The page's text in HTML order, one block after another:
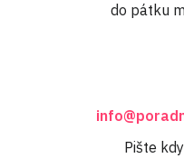
do pátku
Pište